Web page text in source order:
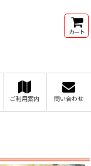
カート
ご利用案内 問い合わせ